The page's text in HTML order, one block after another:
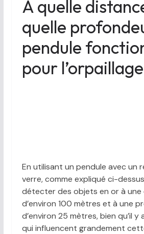
À quelle
quelle
pendule
pour
En utilisant un pendule avec un
verre, comme expliqué ci-
détecter des objets en or à une
d’environ 100 mètres et à une
d’environ 25 mètres, bien qu’il
qui influencent grandement